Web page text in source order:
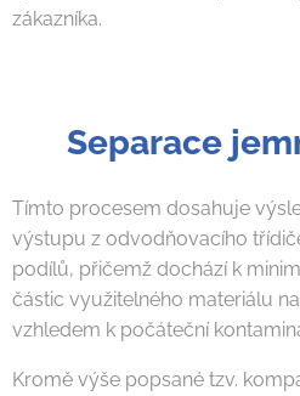
zákazníka.
Separace
Tímto procesem dosahuje
výstupu z odvodňovacího
podílů, přičemž dochází k
částic využitelného materiálu
vzhledem k počáteční
Kromě výše popsané tzv.